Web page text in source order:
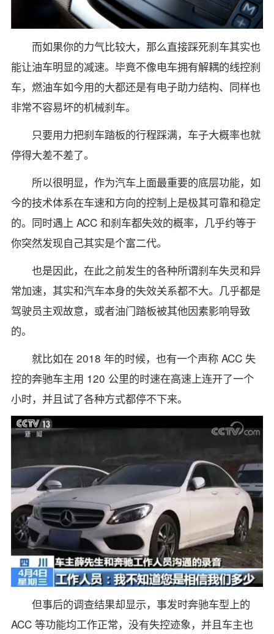
而如果你的力气比较大，那么直接踩死刹车其实也
能让油车明显的减速。毕竟不像电车拥有解耦的线控刹
车，燃油车如今用的大都还是有电子助力结构、同样也
非常不容易坏的机械刹车。
只要用力把刹车踏板的行程踩满，车子大概率也就
停得大差不差了。
所以很明显，作为汽车上面最重要的底层功能，如
今的技术体系在车速和方向的控制上是极其可靠和稳定
的。同时遇上 ACC 和刹车都失效的概率，几乎约等于
你突然发现自己其实是个富二代。
也是因此，在此之前发生的各种所谓刹车失灵和异
常加速，其实和汽车本身的失效关系都不大。几乎都是
驾驶员主观故意，或者油门踏板被其他因素影响导致
的。
就比如在 2018 年的时候，也有一个声称 ACC 失
控的奔驰车主用 120 公里的时速在高速上连开了一个
小时，并且试了各种方式都停不下来。
但事后的调查结果却显示，事发时奔驰车型上的
ACC 等功能均工作正常，没有失控迹象，并且车主也